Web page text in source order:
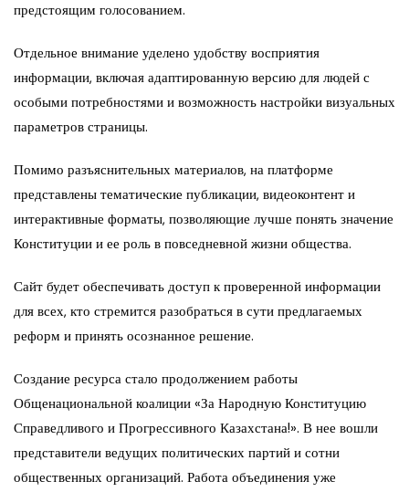
предстоящим голосованием.
Отдельное внимание уделено удобству восприятия
информации, включая адаптированную версию для людей с
особыми потребностями и возможность настройки визуальных
параметров страницы.
Помимо разъяснительных материалов, на платформе
представлены тематические публикации, видеоконтент и
интерактивные форматы, позволяющие лучше понять значение
Конституции и ее роль в повседневной жизни общества.
Сайт будет обеспечивать доступ к проверенной информации
для всех, кто стремится разобраться в сути предлагаемых
реформ и принять осознанное решение.
Создание ресурса стало продолжением работы
Общенациональной коалиции «За Народную Конституцию
Справедливого и Прогрессивного Казахстана!». В нее вошли
представители ведущих политических партий и сотни
общественных организаций. Работа объединения уже